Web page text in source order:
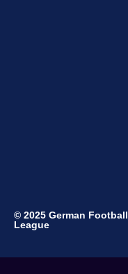
© 2025 German Football
League